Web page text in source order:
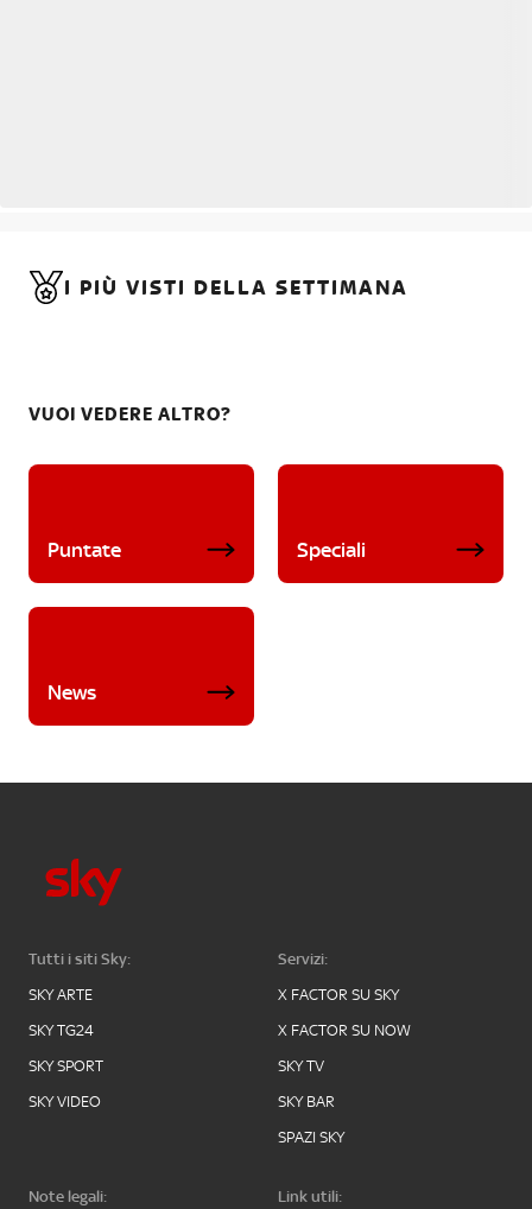
I PIÙ VISTI DELLA SETTIMANA
VUOI VEDERE ALTRO?
Puntate Speciali
News
Tutti i siti Sky:
SKY ARTE
SKY TG24
SKY SPORT
SKY VIDEO
Servizi:
X FACTOR SU SKY
X FACTOR SU NOW
SKY TV
SKY BAR
SPAZI SKY
Note legali:
Link utili: